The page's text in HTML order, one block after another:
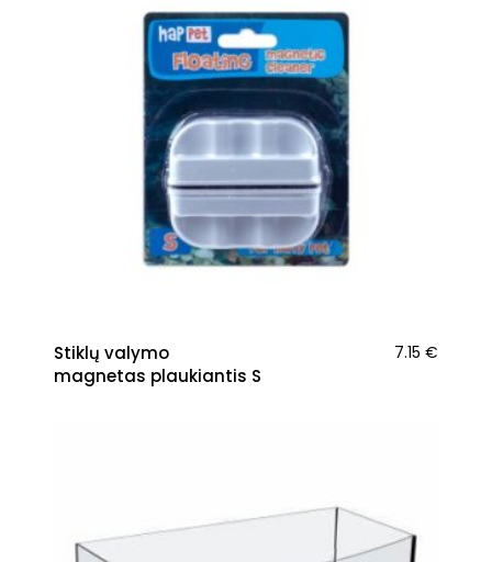
Stiklų valymo
magnetas plaukiantis S
7.15 €